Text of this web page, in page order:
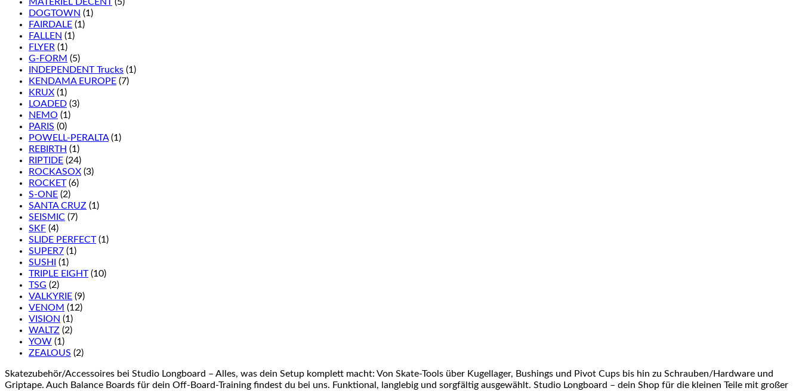
DOGTOWN (1)
FAIRDALE (1)
FALLEN (1)
FLYER (1)
G-FORM (5)
INDEPENDENT Trucks (1)
KENDAMA EUROPE (7)
KRUX (1)
LOADED (3)
NEMO (1)
PARIS (0)
POWELL-PERALTA (1)
REBIRTH (1)
RIPTIDE (24)
ROCKASOX (3)
ROCKET (6)
S-ONE (2)
SANTA CRUZ (1)
SEISMIC (7)
SKF (4)
SLIDE PERFECT (1)
SUPER7 (1)
SUSHI
(1)
TRIPLE EIGHT (10)
TSG (2)
VALKYRIE (9)
VENOM (12)
VISION (1)
WALTZ (2)
YOW (1)
ZEALOUS (2)
Skatezubehör/Accessoires bei Studio Longboard – Alles, was dein Setup komplett macht: Von Skate-Tools über Kugellager, Bushings und Pivot Cups bis hin zu Schrauben/Hardware und
Griptape. Auch Balance Boards für dein Off-Board-Training findest du bei uns. Funktional, langlebig und sorgfältig ausgewählt. Studio Longboard – dein Shop für die kleinen Teile mit großer